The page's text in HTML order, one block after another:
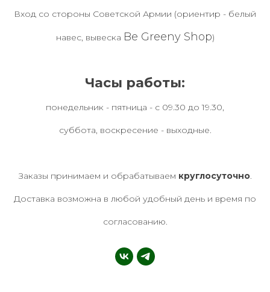
Вход со стороны Советской Армии (ориентир - белый
навес, вывеска Be Greeny Shop)
Часы работы:
понедельник - пятница - с 09.30 до 19.30,
суббота, воскресение - выходные.
Заказы принимаем и обрабатываем круглосуточно.
Доставка возможна в любой удобный день и время по
согласованию.